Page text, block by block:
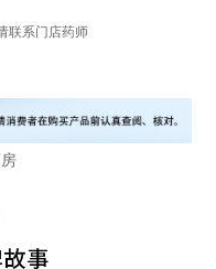
联系门店药师